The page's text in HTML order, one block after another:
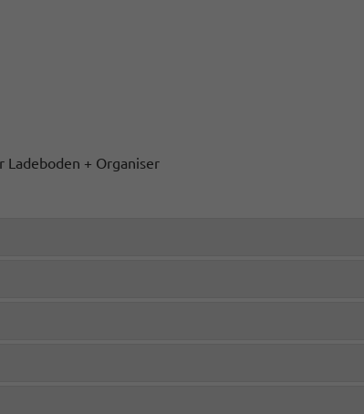
Ladeboden + Organiser